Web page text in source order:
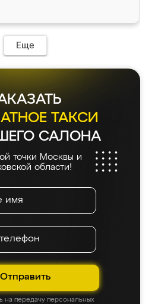
Еще
ТАКСИ
САЛОНА
точки Москвы и
области!
Отправить
на передачу персональных